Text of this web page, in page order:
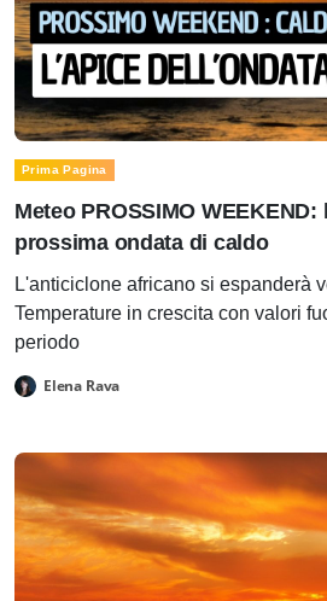
Prima Pagina
Meteo PROSSIMO
prossima ondata di caldo
L'anticiclone africano si espanderà
Temperature in crescita con valori
periodo
Elena Rava